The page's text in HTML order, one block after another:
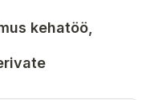
kehatöö,